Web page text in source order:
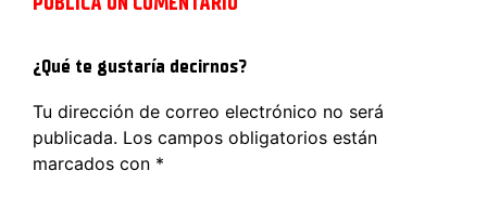
¿Qué te gustaría decirnos?
Tu dirección de correo electrónico no será
publicada. Los campos obligatorios están
marcados con *